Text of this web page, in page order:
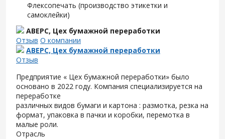
Флексопечать (производство этикетки и
самоклейки)
АВЕРС, Цех бумажной переработки
Отзыв О компании
АВЕРС, Цех бумажной переработки
Отзыв
Предприятие « Цех бумажной переработки» было
основано в 2022 году. Компания специализируется на
переработке
различных видов бумаги и картона : размотка, резка на
формат, упаковка в пачки и коробки, перемотка в
малые роли.
Отрасль